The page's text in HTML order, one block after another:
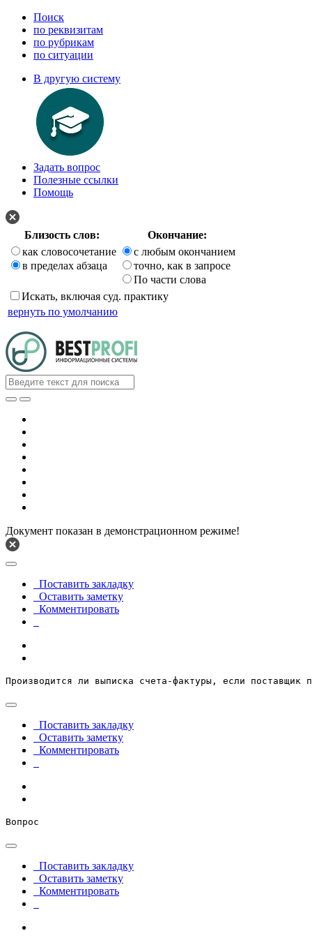
Поиск
по реквизитам
по рубрикам
по ситуации
В другую систему
Задать вопрос
Полезные ссылки
Помощь
Близость слов:
Окончание:
как словосочетание
в пределах абзаца
с любым окончанием
точно, как в запросе
По части слова
Искать, включая суд. практику
вернуть по умолчанию
Документ показан в демонстрационном режиме!
Поставить закладку
Оставить заметку
Комментировать
Производится ли выписка счета-фактуры, если поставщик
Поставить закладку
Оставить заметку
Комментировать
Вопрос
Поставить закладку
Оставить заметку
Комментировать